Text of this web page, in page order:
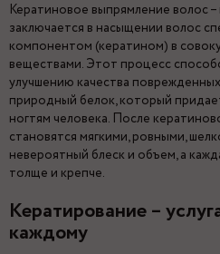
Кератиновое выпрямление волос
заключается в насыщении волос
компонентом (кератином) в
веществами. Этот процесс
улучшению качества
природный белок, который
ногтям человека. После
становятся мягкими, ровными,
невероятный блеск и объем, а
толще и крепче.
Кератирование –
каждому